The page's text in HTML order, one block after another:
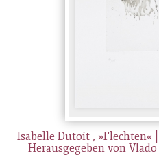
Isabelle Dutoit , »Flechten«
Herausgegeben von